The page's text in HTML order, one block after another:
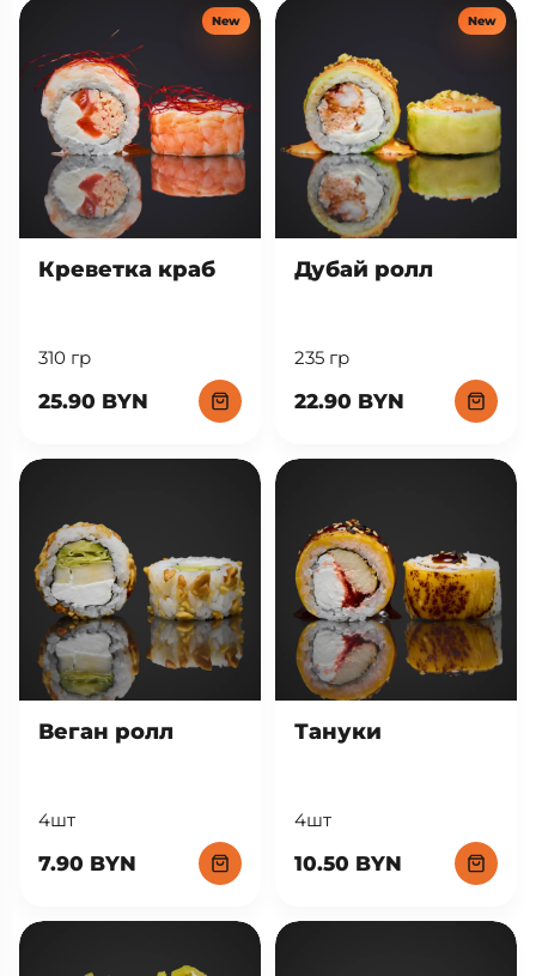
New
Креветка краб
310 гр
25.90 BYN
New
Дубай ролл
235 гр
22.90 BYN
Веган ролл
4шт
7.90 BYN
Тануки
4шт
10.50 BYN